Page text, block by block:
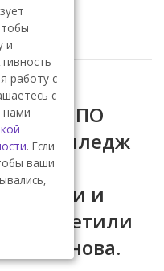
ГАПОУ ПО
колледж
и
посетили
Ульянова.
и
работу с
с
нами
. Если
ваши